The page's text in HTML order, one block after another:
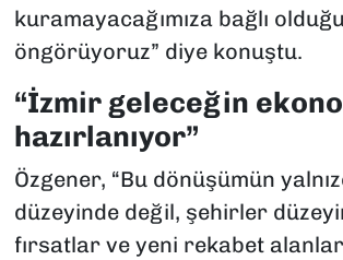
kuramayacağımıza bağlı
öngörüyoruz” diye konuştu.
“İzmir geleceğin
hazırlanıyor”
Özgener, “Bu dönüşümün
düzeyinde değil, şehirler
fırsatlar ve yeni rekabet